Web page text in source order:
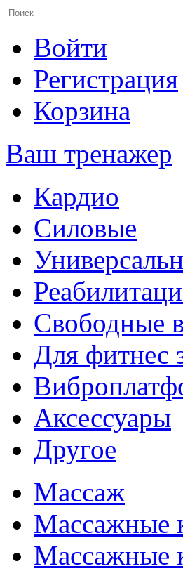
Войти
Регистрация
Корзина
Ваш тренажер
Кардио
Силовые
Свободные
Для фитнес
Аксессуары
Другое
Массаж
Массажные
Массажные